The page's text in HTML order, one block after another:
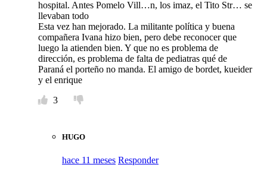
hospital. Antes Pomelo Vill…n, los imaz, el Tito Str… se
llevaban todo
Esta vez han mejorado. La militante política y buena
compañera Ivana hizo bien, pero debe reconocer que
luego la atienden bien. Y que no es problema de
dirección, es problema de falta de pediatras qué de
Paraná el porteño no manda. El amigo de bordet, kueider
y el enrique
3
HUGO
hace 11 meses Responder